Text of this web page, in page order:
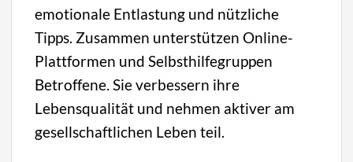
emotionale Entlastung und nützliche
Tipps. Zusammen unterstützen Online-
Plattformen und Selbsthilfegruppen
Betroffene. Sie verbessern ihre
Lebensqualität und nehmen aktiver am
gesellschaftlichen Leben teil.